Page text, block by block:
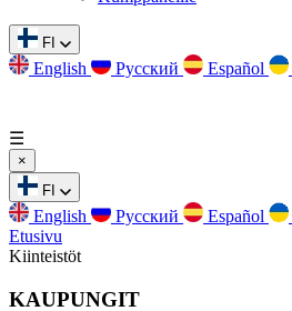
FI
English Русский Español
☰
×
FI
English Русский Español
Etusivu
Kiinteistöt
KAUPUNGIT